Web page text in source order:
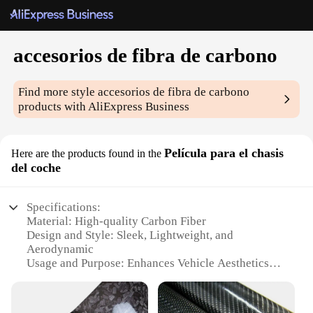
accesorios de fibra de carbono
Find more styleaccesorios de fibra de carbono
products with AliExpress Business
Here are the products found in the Película para el chasis
del coche
Specifications:
Material: High-quality Carbon Fiber
Design and Style: Sleek, Lightweight, and
Aerodynamic
Usage and Purpose: Enhances Vehicle Aesthetics
Performance and Property: Improves Chassis
Stiffness and Reduces Weight